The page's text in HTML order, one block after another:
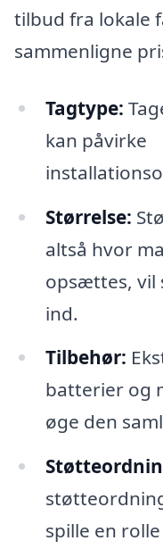
tilbud fra lokale
sammenligne
Tagtype:
kan påvirke
Størrelse:
altså hvor
opsættes, vil
ind.
Tilbehør:
batterier og
øge den
spille en